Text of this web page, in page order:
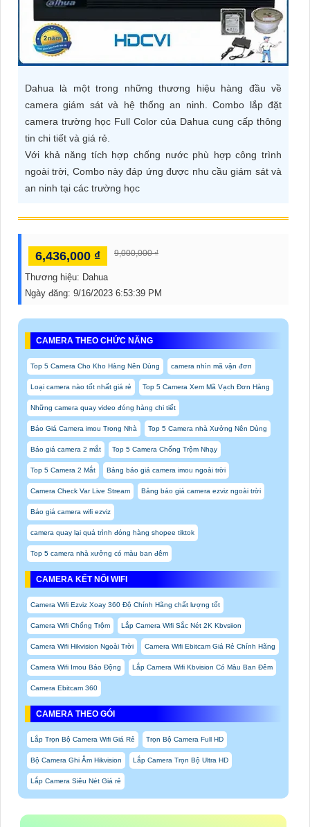
VẤN
VỤDahua là một trong những thương hiệu hàng đầu về
camera giám sát và hệ thống an ninh. Combo lắp đặt
camera trường học Full Color của Dahua cung cấp thông
tin chi tiết và giá rẻ.
Với khả năng tích hợp chống nước phù hợp công trình
ngoài trời, Combo này đáp ứng được nhu cầu giám sát và
an ninh tại các trường học
6,436,000 ₫ 9,000,000 ₫
Thương hiệu: Dahua
Ngày đăng: 9/16/2023 6:53:39 PM
CAMERA THEO CHỨC NĂNG
Top 5 Camera Cho Kho Hàng Nên Dùng camera nhìn mã vận đơn
Loại camera nào tốt nhất giá rẻ Top 5 Camera Xem Mã Vạch Đơn Hàng
Những camera quay video đóng hàng chi tiết
Báo Giá Camera imou Trong Nhà Top 5 Camera nhà Xưởng Nên Dùng
Báo giá camera 2 mắt Top 5 Camera Chống Trộm Nhạy
Top 5 Camera 2 Mắt Bảng báo giá camera imou ngoài trời
Camera Check Var Live Stream Bảng báo giá camera ezviz ngoài trời
Báo giá camera wifi ezviz
camera quay lại quá trình đóng hàng shopee tiktok
Top 5 camera nhà xưởng có màu ban đêm
CAMERA KẾT NỐI WIFI
Camera Wifi Ezviz Xoay 360 Độ Chính Hãng chất lượng tốt
Camera Wifi Chống Trộm Lắp Camera Wifi Sắc Nét 2K Kbvsiion
Camera Wifi Hikvision Ngoài Trời Camera Wifi Ebitcam Giá Rẻ Chính Hãng
Camera Wifi Imou Báo Động Lắp Camera Wifi Kbvision Có Màu Ban Đêm
Camera Ebitcam 360
CAMERA THEO GÓI
Lắp Trọn Bộ Camera Wifi Giá Rẻ Trọn Bộ Camera Full HD
Bộ Camera Ghi Âm Hikvision Lắp Camera Trọn Bộ Ultra HD
Lắp Camera Siêu Nét Giá rẻ